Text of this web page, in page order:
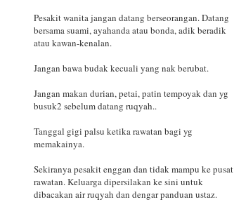
Pesakit wanita jangan datang berseorangan. Datang
bersama suami, ayahanda atau bonda, adik beradik
atau kawan-kenalan.
Jangan bawa budak kecuali yang nak berubat.
Jangan makan durian, petai, patin tempoyak dan yg
busuk2 sebelum datang ruqyah..
Tanggal gigi palsu ketika rawatan bagi yg
memakainya.
Sekiranya pesakit enggan dan tidak mampu ke pusat
rawatan. Keluarga dipersilakan ke sini untuk
dibacakan air ruqyah dan dengar panduan ustaz.